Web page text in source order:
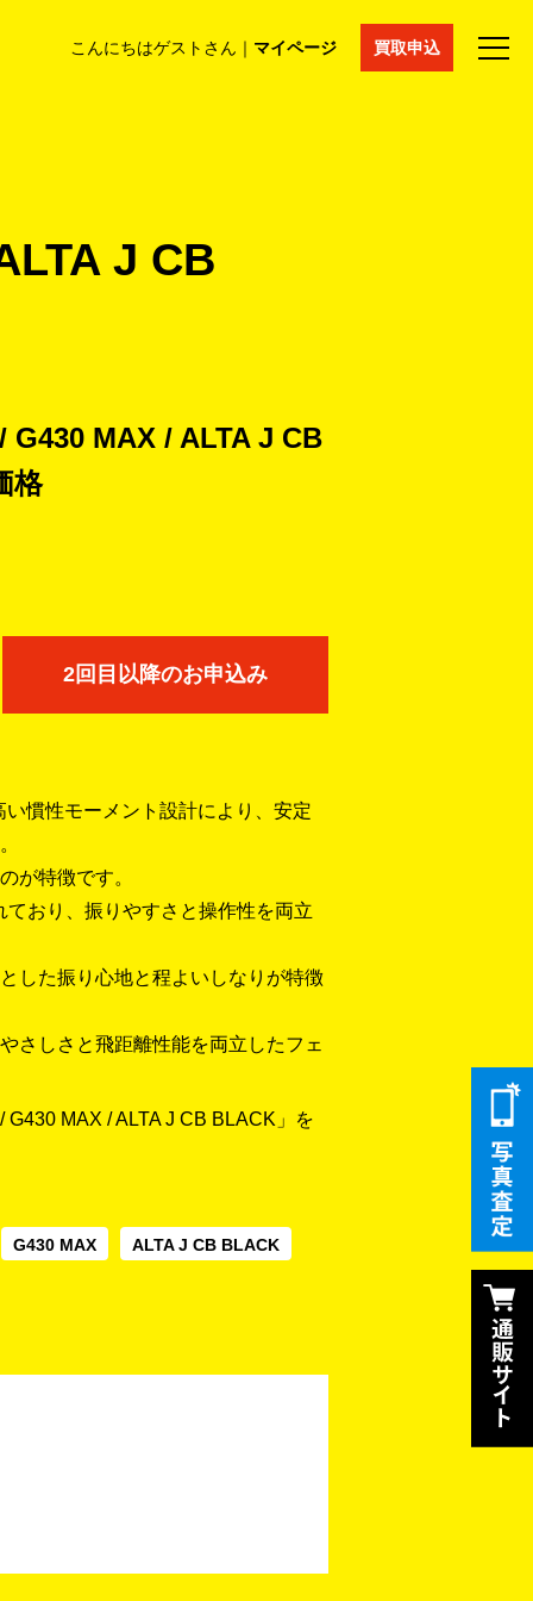
こんにちはゲストさん｜ マイページ 買取申込
コラム マイページ 採用情報 通販サイト
J CB
MAX / ALTA J CB
格
2回目以降のお申込み
慣性モーメント設計により、安定
が特徴です。
おり、振りやすさと操作性を両立
した振り心地と程よいしなりが特徴
さしさと飛距離性能を両立したフェ
MAX / ALTA J CB BLACK」を
G430 MAX ALTA J CB BLACK